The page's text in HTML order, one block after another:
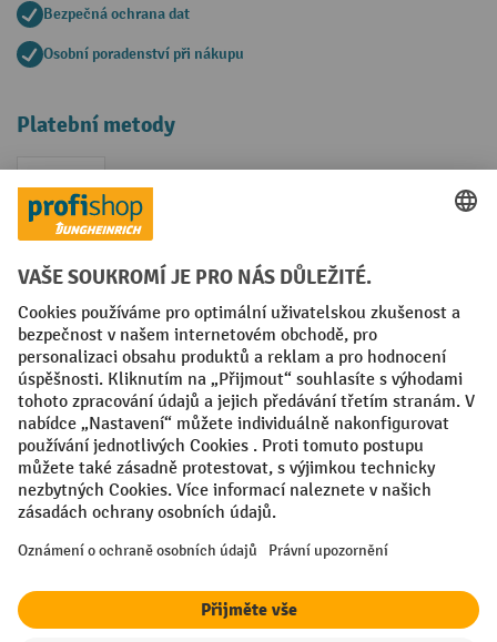
Bezpečná ochrana dat
Osobní poradenství při nákupu
Platební metody
Faktura
Sociální sítě
Facebook
YouTubeLinkedIn
VODP Otisk
Prohlášení o ochraně osobních údajů
Nastavení ochrany osobních údajů
All prices excl. VAT plusshipping costsand possible delivery charges,
¹ Sleva platí do vyprodání zásob. Sleva se nevztahuje na akční ceny.